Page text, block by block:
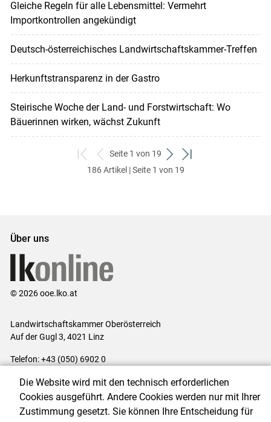
Gleiche Regeln für alle Lebensmittel: Vermehrt
Importkontrollen angekündigt
Deutsch-österreichisches Landwirtschaftskammer-Treffen
Herkunftstransparenz in der Gastro
Steirische Woche der Land- und Forstwirtschaft: Wo
Bäuerinnen wirken, wächst Zukunft
zum
ersten
zurück
zum
Seite 1 von 19
weiter
zum
zum
186 Artikel | Seite 1 von 19
Über uns
© 2026 ooe.lko.at
Landwirtschaftskammer Oberösterreich
Auf der Gugl 3, 4021 Linz
Telefon: +43 (050) 6902 0
Impressum|Kontakt|Gewinnspiele|Datenschutzerklärung |
Barrierefreiheit
Cookie-Einstellungen
Die Website wird mit den technisch erforderlichen
Cookies ausgeführt. Andere Cookies werden nur mit Ihrer
Zustimmung gesetzt. Sie können Ihre Entscheidung für